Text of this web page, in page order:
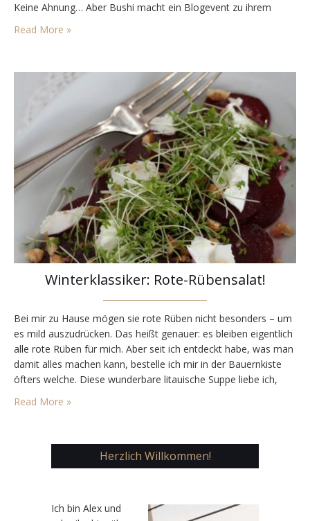
Keine Ahnung… Aber Bushi macht ein Blogevent zu ihrem
Geburtstag mit dem Thema (grob umschrieben)
Read More »
Winterklassiker: Rote-Rübensalat!
Bei mir zu Hause mögen sie rote Rüben nicht besonders – um
es mild auszudrücken. Das heißt genauer: es bleiben eigentlich
alle rote Rüben für mich. Aber seit ich entdeckt habe, was man
damit alles machen kann, bestelle ich mir in der Bauernkiste
öfters welche. Diese wunderbare litauische Suppe liebe ich,
Read More »
Herzlich Willkommen!
Ich bin Alex und